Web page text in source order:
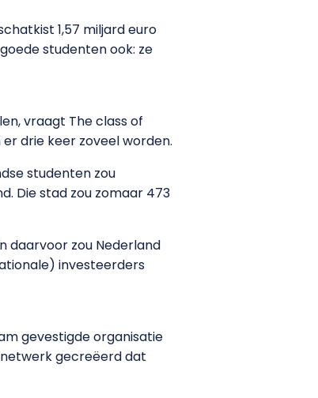
1,57 miljard euro
studenten ook: ze
vraagt The class of
drie keer zoveel worden.
studenten zou
Die stad zou zomaar 473
daarvoor zou Nederland
investeerders
gevestigde organisatie
gecreëerd dat